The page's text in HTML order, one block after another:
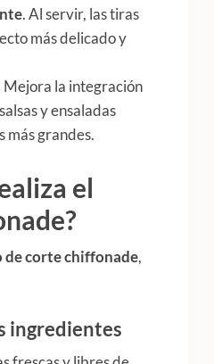
. Al servir, las tiras
más delicado y
Mejora la integración
y ensaladas
más grandes.
el
de corte chiffonade,
ingredientes